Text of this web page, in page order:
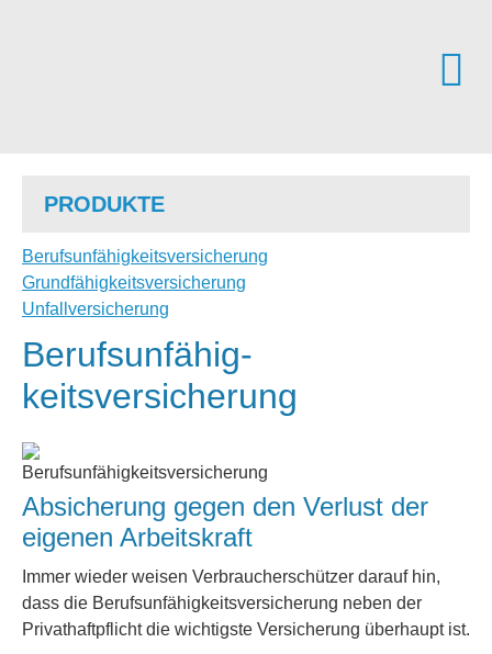
PRODUKTE
Berufs­unfähig­keitsversicherung
Grundfähigkeitsversicherung
Unfall­ver­si­che­rung
Berufs­unfähig­
keitsversicherung
Absicherung gegen den Verlust der
eigenen Arbeitskraft
Immer wieder weisen Verbraucherschützer darauf hin,
dass die Berufs­unfähig­keitsversicherung neben der
Privathaftpflicht die wichtigste Versicherung überhaupt ist.